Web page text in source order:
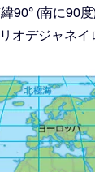
90° (南に90
オデジャネイ